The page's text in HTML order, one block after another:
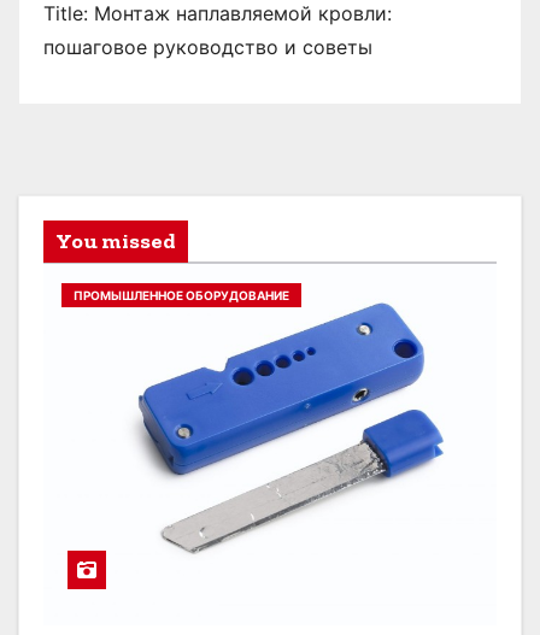
Title: Монтаж наплавляемой кровли:
пошаговое руководство и советы
You missed
ПРОМЫШЛЕННОЕ ОБОРУДОВАНИЕ